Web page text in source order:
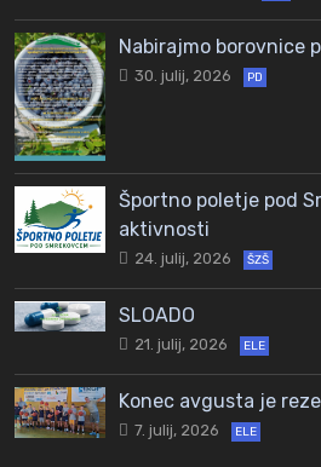
Nabirajmo borovnice
30. julij, 2026 PD
Športno poletje pod
aktivnosti
24. julij, 2026 ŠZŠ
SLOADO
21. julij, 2026 ELE
Konec avgusta je
7. julij, 2026 ELE